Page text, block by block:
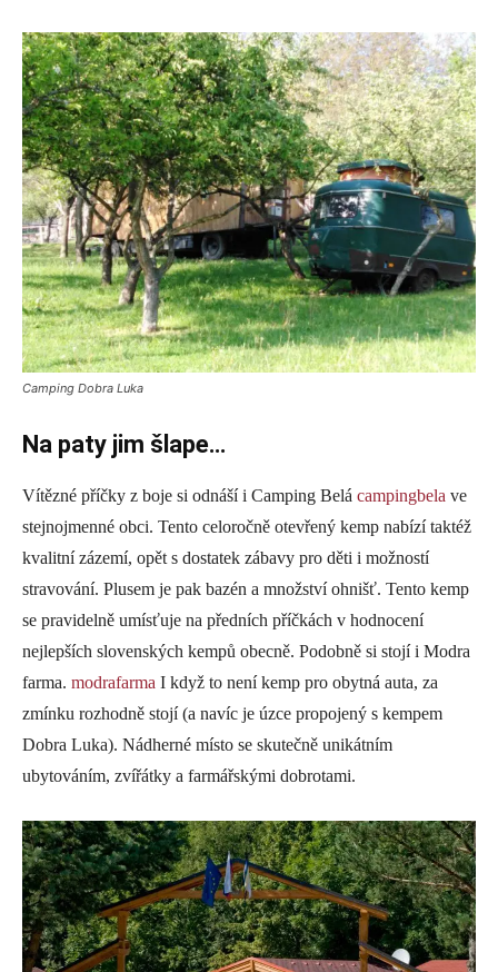
Camping Dobra Luka
Na paty jim šlape…
Vítězné příčky z boje si odnáší i Camping Belá campingbela ve
stejnojmenné obci. Tento celoročně otevřený kemp nabízí taktéž
kvalitní zázemí, opět s dostatek zábavy pro děti i možností
stravování. Plusem je pak bazén a množství ohnišť. Tento kemp
se pravidelně umísťuje na předních příčkách v hodnocení
nejlepších slovenských kempů obecně. Podobně si stojí i Modra
farma. modrafarma I když to není kemp pro obytná auta, za
zmínku rozhodně stojí (a navíc je úzce propojený s kempem
Dobra Luka). Nádherné místo se skutečně unikátním
ubytováním, zvířátky a farmářskými dobrotami.